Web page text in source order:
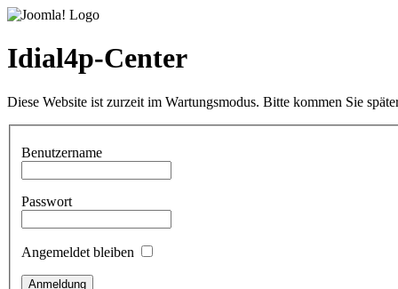
Idial4p-Center
Diese Website ist zurzeit im Wartungsmodus. Bitte kommen Sie
Benutzername
Passwort
Angemeldet bleiben